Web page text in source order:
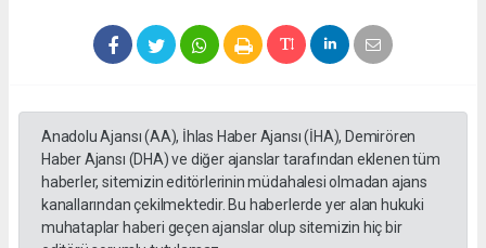
Anadolu Ajansı (AA), İhlas Haber Ajansı (İHA), Demirören
Haber Ajansı (DHA) ve diğer ajanslar tarafından eklenen tüm
haberler, sitemizin editörlerinin müdahalesi olmadan ajans
kanallarından çekilmektedir. Bu haberlerde yer alan hukuki
muhataplar haberi geçen ajanslar olup sitemizin hiç bir